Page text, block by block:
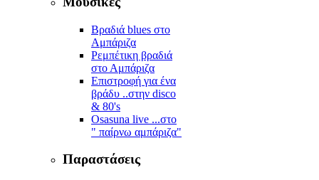
Βραδιά blues στο
Αμπάριζα
Ρεμπέτικη βραδιά
στο Αμπάριζα
Επιστροφή για ένα
βράδυ ..στην disco
& 80's
Osasuna live ...στο
" παίρνω αμπάριζα"
Παραστάσεις